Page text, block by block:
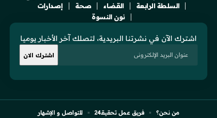
السلطة الرابعة
القضاء صحة
إصدارات
نون النسوة
اشترك الآن في نشرتنا البريدية، لتصلك آخر الأخبار يوميا
من نحن؟ فريق عمل تحقيقـ24 للتواصل و الإشهار